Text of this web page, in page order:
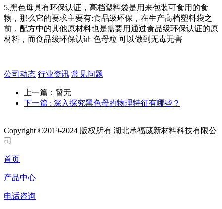
5.黑色母具有环保认证，高档塑料袋是用来包装可食用的食
物，那么它的要求主要有:食品级环保，在生产高档塑料袋之
前，配方中的其他原材料也是需要用通过食品级环保认证的原
材料，而食品级环保认证 色母粒 可以做到无毒无害
公司动态 行业资讯 常见问题
上一篇：暂无
下一篇 : 深入探究黑色母的物理特征有哪些？
Copyright ©2019-2024 版权所有 湖北承福葳新材料科技有限公
司
首页
产品中心
电话咨询